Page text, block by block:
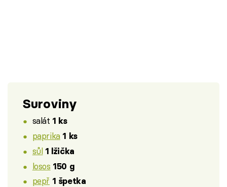
Suroviny
salát 1 ks
paprika 1 ks
sůl 1 lžička
losos 150 g
pepř 1 špetka